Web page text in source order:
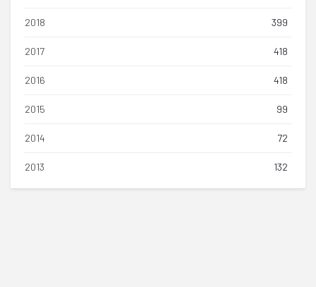
2018 399
2017 418
2016 418
2015 99
2014 72
2013 132